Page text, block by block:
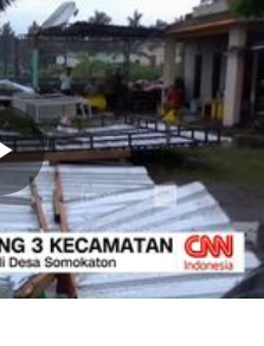
Memutarkan
Video